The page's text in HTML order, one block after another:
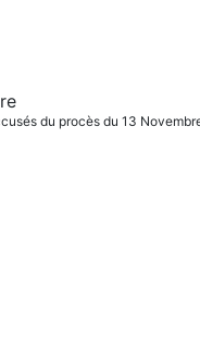
du procès du 13